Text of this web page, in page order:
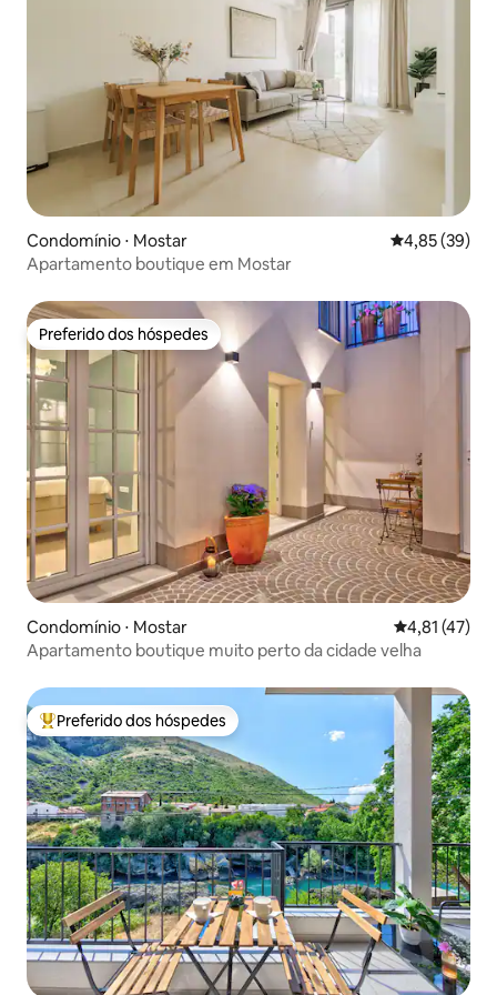
Condomínio ⋅ Mostar 4,85 de uma
4,85 (39)
Apartamento boutique em Mostar
Preferido dos hóspedes
Preferido dos hóspedes
Condomínio ⋅ Mostar 4,81 de uma
4,81 (47)
Apartamento boutique muito perto da cidade velha
Entre os melhores preferidos dos hóspedes
Preferido dos hóspedes